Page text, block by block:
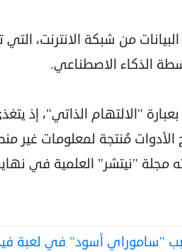
من شبكة الانترنت، التي
الذكاء الاصطناعي.
"الالتهام الذاتي"، إذ
الأدوات مُنتجة لمعلومات غير
"نيتشر" العلمية في
"ساموراي أسود" في لعبة